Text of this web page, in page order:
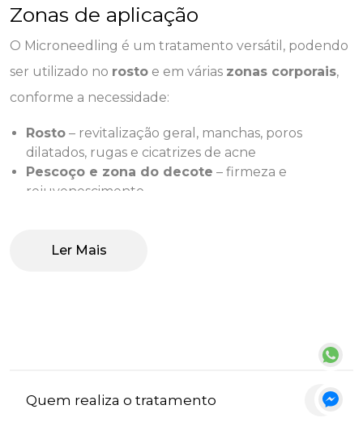
Zonas de aplicação
O Microneedling é um tratamento versátil, podendo
ser utilizado no rosto e em várias zonas corporais,
conforme a necessidade:
Rosto – revitalização geral, manchas, poros
dilatados, rugas e cicatrizes de acne
Pescoço e zona do decote – firmeza e
rejuvenescimento
Couro cabeludo
Quem realiza o tratamento